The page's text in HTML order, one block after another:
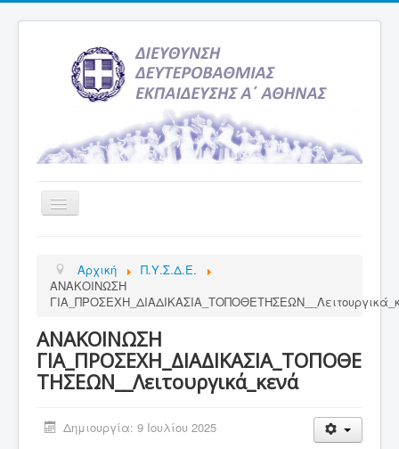
Εναλλαγή
πλοήγησης
Υπηρεσία Ενημέρωσης
Τελευταία νέα
Σχολεία
Εκδρομές
Δραστηριότητες Σχολείων
Σύνδεσμοι
Αρχική
Π.Υ.Σ.Δ.Ε.
ΑΝΑΚΟΙΝΩΣΗ
ΑΝΑΚΟΙΝΩΣΗ
ΓΙΑ_ΠΡΟΣΕΧΗ_ΔΙΑΔΙΚΑΣΙΑ_ΤΟΠΟΘΕ
ΤΗΣΕΩΝ__Λειτουργικά_κενά
Δημιουργία: 9 Ιουλίου 2025